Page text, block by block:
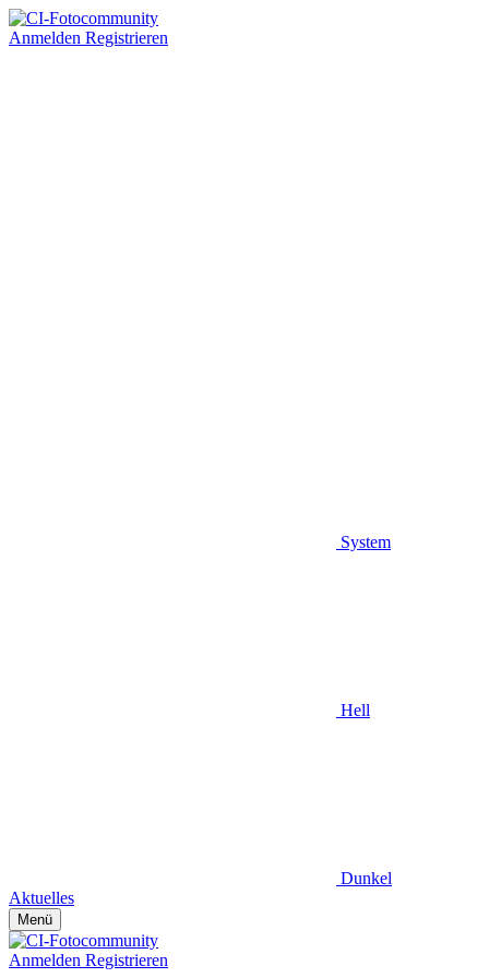
Anmelden Registrieren
System
Hell
Dunkel
Aktuelles
Menü
Anmelden Registrieren